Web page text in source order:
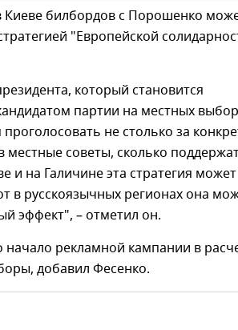
билбордов с Порошенко
"Европейской
который становится
партии на местных
не столько за
местные советы, сколько
на Галичине эта стратегия может
в русскоязычных регионах она
эффект", – отметил он.
рекламной кампании в
добавил Фесенко.